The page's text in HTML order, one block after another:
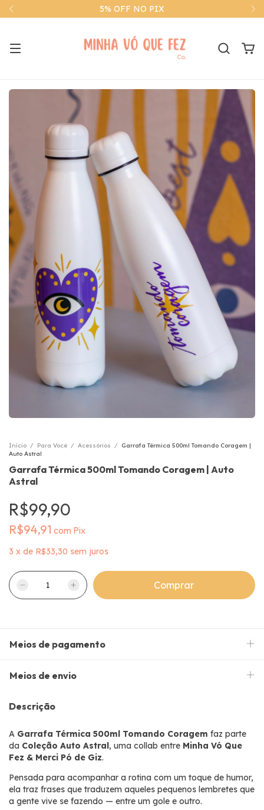
5% OFF NO PIX
Início / Para Você / Acessórios /
Garrafa Térmica 500ml Tomando Coragem |
Auto Astral
Garrafa Térmica 500ml Tomando Coragem | Auto
Astral
R$99,90
R$94,91 com Pix
3 x de R$33,30 sem juros
Meios de pagamento
Meios de envio
Descrição
A Garrafa Térmica 500ml Tomando Coragem faz parte
da Coleção Auto Astral, uma collab entre Minha Vó Que
Fez & Merci Pó de Giz.
Pensada para acompanhar a rotina com um toque de humor,
ela traz frases que traduzem aqueles pequenos lembretes que
a gente vive se fazendo — entre um gole e outro.